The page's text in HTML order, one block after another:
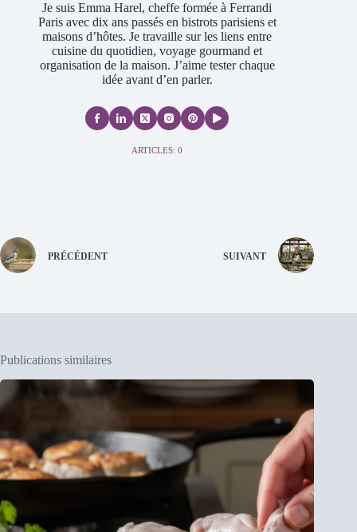
Je suis Emma Harel, cheffe formée à Ferrandi
Paris avec dix ans passés en bistrots parisiens et
maisons d’hôtes. Je travaille sur les liens entre
cuisine du quotidien, voyage gourmand et
organisation de la maison. J’aime tester chaque
idée avant d’en parler.
ARTICLES: 0
PRÉCÉDENT SUIVANT
Publications similaires